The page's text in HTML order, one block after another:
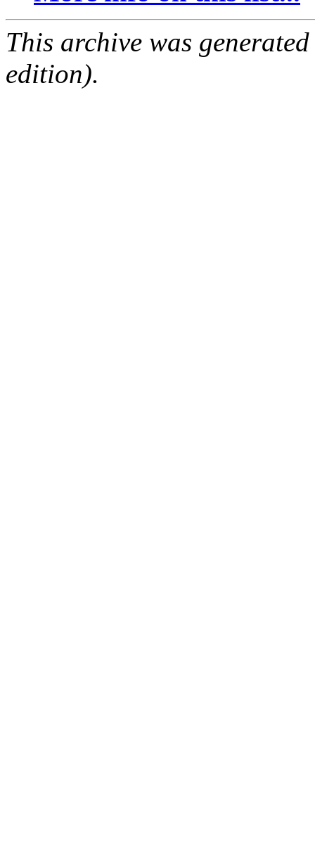
This archive was
edition).